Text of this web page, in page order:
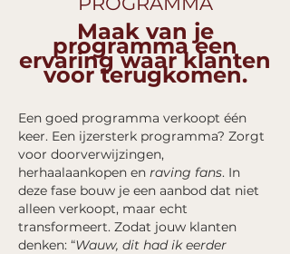
Maak van je
programma een
ervaring waar klanten
voor terugkomen.
Een goed programma verkoopt één
keer. Een ijzersterk programma? Zorgt
voor doorverwijzingen,
herhaalaankopen en raving fans. In
deze fase bouw je een aanbod dat niet
alleen verkoopt, maar echt
transformeert. Zodat jouw klanten
denken: “Wauw, dit had ik eerder